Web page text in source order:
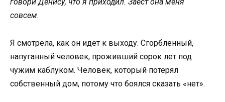
говори Денису, что я приходил. Заест она меня
совсем.
Я смотрела, как он идет к выходу. Сгорбленный,
напуганный человек, проживший сорок лет под
чужим каблуком. Человек, который потерял
собственный дом, потому что боялся сказать «нет».